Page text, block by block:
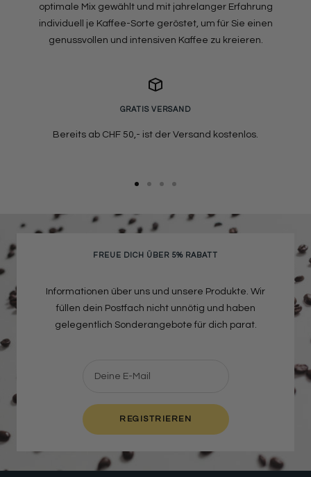
optimale Mix gewählt und mit jahrelanger Erfahrung
individuell je Kaffee-Sorte geröstet, um für Sie einen
genussvollen und intensiven Kaffee zu kreieren.
GRATIS VERSAND
Bereits ab CHF 50,- ist der Versand kostenlos.
1
FREUE DICH ÜBER 5% RABATT
Informationen über uns und unsere Produkte. Wir
füllen dein Postfach nicht unnötig und haben
gelegentlich Sonderangebote für dich parat.
Deine E-Mail
REGISTRIEREN